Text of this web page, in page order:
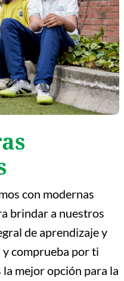
con modernas
brindar a nuestros
de aprendizaje y
comprueba por ti
mejor opción para la